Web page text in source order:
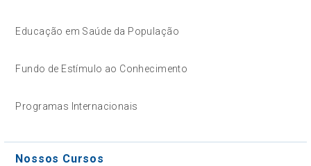
Educação em Saúde da População
Fundo de Estímulo ao Conhecimento
Programas Internacionais
Nossos Cursos